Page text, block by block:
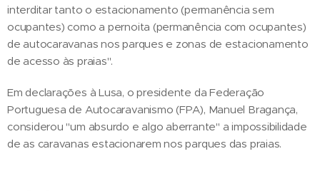
interditar tanto o estacionamento (permanência sem
ocupantes) como a pernoita (permanência com ocupantes)
de autocaravanas nos parques e zonas de estacionamento
de acesso às praias".
Em declarações à Lusa, o presidente da Federação
Portuguesa de Autocaravanismo (FPA), Manuel Bragança,
considerou "um absurdo e algo aberrante" a impossibilidade
de as caravanas estacionarem nos parques das praias.